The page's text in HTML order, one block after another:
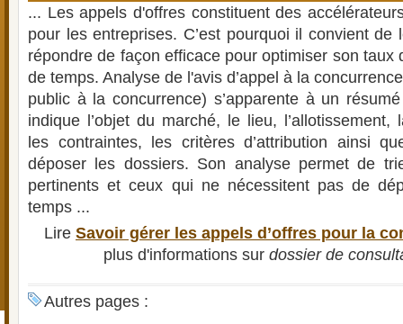
... Les appels d'offres constituent des
pour les entreprises. C’est pourquoi il convient de
répondre de façon efficace pour optimiser son taux
de temps. Analyse de l'avis d’appel à la
public à la concurrence) s’apparente à un
indique l’objet du marché, le lieu, l’allotissement,
les contraintes, les critères d’attribution ainsi
déposer les dossiers. Son analyse permet de
pertinents et ceux qui ne nécessitent pas de
temps ...
Lire Savoir gérer les appels d’offres pour la
plus d'informations sur dossier de
Autres pages :